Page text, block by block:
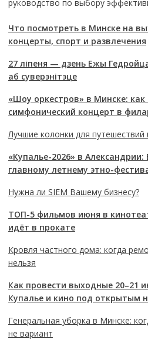
руководство по выбору
Что посмотреть в Минске на
концерты, спорт и развлечения
27 ліпеня — дзень Ежы
аб суверэнітэце
«Шоу оркестров» в Минске:
симфонический концерт в
Лучшие колонки для путешествий
«Купалье-2026» в Александрии:
главному летнему этно-
Нужна ли SIEM Вашему бизнесу?
ТОП-5 фильмов июня в
идёт в прокате
Кровля частного дома: когда
нельзя
Как провести выходные 20–21
Купалье и кино под открытым
Генеральная уборка в Минске:
не вариант